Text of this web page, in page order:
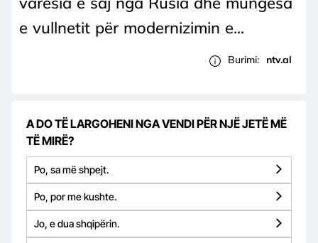
e vullnetit për modernizimin e...
Burimi: ntv.al
A DO TË LARGOHENI NGA VENDI PËR NJË JETË MË
TË MIRË?
Po, sa më shpejt.
Po, por me kushte.
Jo, e dua shqipërin.